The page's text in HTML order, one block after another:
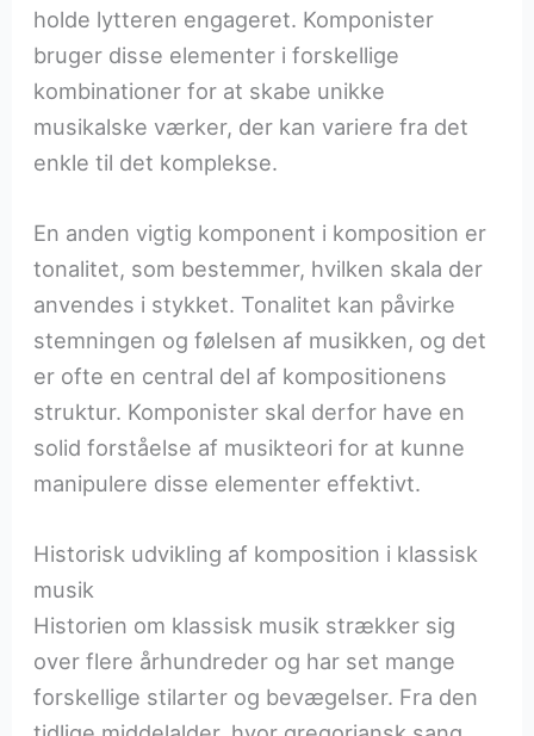
holde lytteren engageret. Komponister
bruger disse elementer i forskellige
kombinationer for at skabe unikke
musikalske værker, der kan variere fra det
enkle til det komplekse.
En anden vigtig komponent i komposition er
tonalitet, som bestemmer, hvilken skala der
anvendes i stykket. Tonalitet kan påvirke
stemningen og følelsen af musikken, og det
er ofte en central del af kompositionens
struktur. Komponister skal derfor have en
solid forståelse af musikteori for at kunne
manipulere disse elementer effektivt.
Historisk udvikling af komposition i klassisk
musik
Historien om klassisk musik strækker sig
over flere århundreder og har set mange
forskellige stilarter og bevægelser. Fra den